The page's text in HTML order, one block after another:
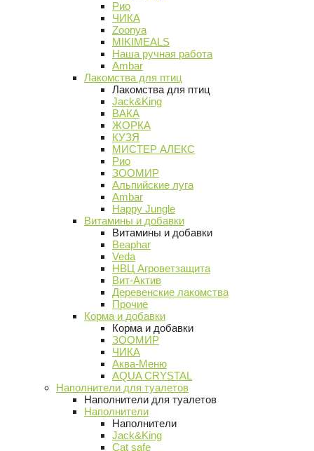
Рио
ЧИКА
Zoonya
MIKIMEALS
Наша ручная работа
Ambar
Лакомства для птиц
Лакомства для птиц
Jack&King
ВАКА
ЖОРКА
КУЗЯ
МИСТЕР АЛЕКС
Рио
ЗООМИР
Альпийские луга
Ambar
Happy Jungle
Витамины и добавки
Витамины и добавки
Beaphar
Veda
НВЦ Агроветзащита
Вит-Актив
Деревенские лакомства
Прочие
Корма и добавки
Корма и добавки
ЗООМИР
ЧИКА
Аква-Меню
AQUA CRYSTAL
Наполнители для туалетов
Наполнители для туалетов
Наполнители
Наполнители
Jack&King
Cat safe